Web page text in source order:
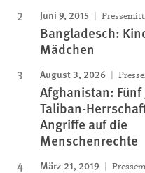
Juni 9, 2015
Bangladesch:
Mädchen
August 3, 2026
Afghanistan: Fünf
Taliban-
Angriffe auf die
Menschenrechte
März 21, 2019